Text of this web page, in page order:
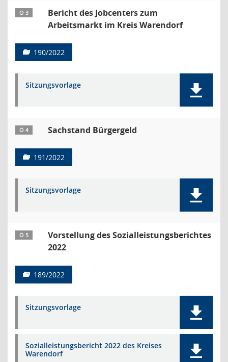
Ö 3
Bericht des Jobcenters zum
Arbeitsmarkt im Kreis Warendorf
190/2022
Sitzungsvorlage
Ö 4 Sachstand Bürgergeld
191/2022
Sitzungsvorlage
Ö 5
Vorstellung des Sozialleistungsberichtes
2022
189/2022
Sitzungsvorlage
Sozialleistungsbericht 2022 des Kreises
Warendorf